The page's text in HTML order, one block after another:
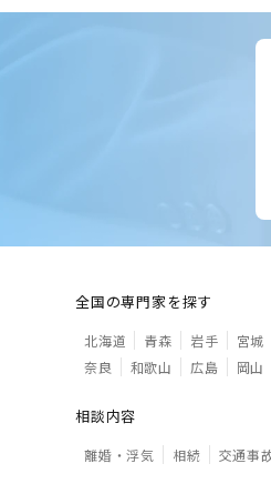
全国の専門家を探す
北海道 青森 岩手 宮城
奈良
和歌山 広島 岡山
相談内容
離婚・浮気 相続 交通事